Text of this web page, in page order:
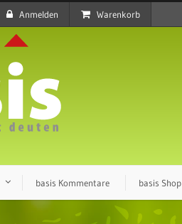
Anmelden Warenkorb
basis Kommentare basis Shop